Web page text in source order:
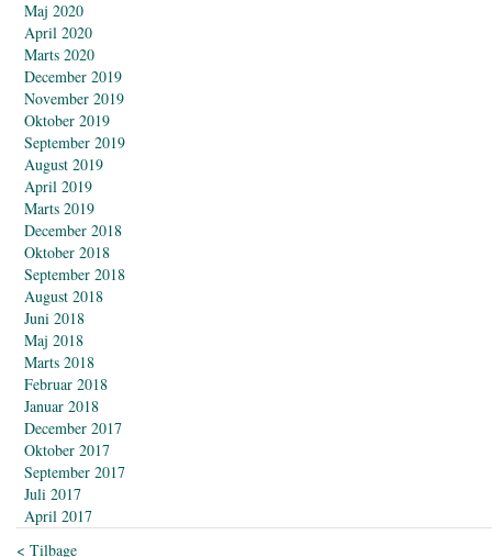
Maj 2020
April 2020
Marts 2020
December 2019
November 2019
Oktober 2019
September 2019
August 2019
April 2019
Marts 2019
December 2018
Oktober 2018
September 2018
August 2018
Juni 2018
Maj 2018
Marts 2018
Februar 2018
Januar 2018
December 2017
Oktober 2017
September 2017
Juli 2017
April 2017
< Tilbage